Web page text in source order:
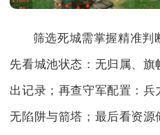
筛选死城需掌握精准判
先看城池状态：无归属、
出记录；再查守军配置：兵
无陷阱与箭塔；最后看资